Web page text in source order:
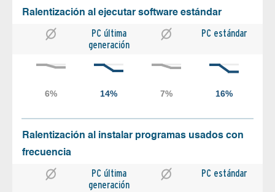
Ralentización al ejecutar software estándar
PC última
generación
PC estándar
Ralentización al instalar programas usados con
frecuencia
PC última
generación
PC estándar